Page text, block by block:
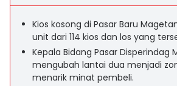
Kios kosong di Pasar Baru
unit dari 114 kios dan los yang
Kepala Bidang Pasar Disperindag
mengubah lantai dua menjadi
menarik minat pembeli.